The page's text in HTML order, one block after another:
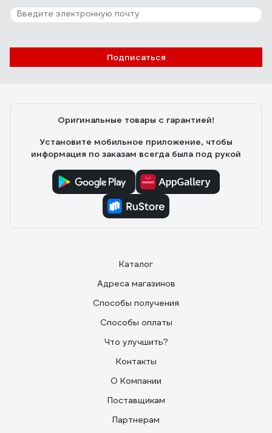
Отзыв о RavSlezak Termo
Подписаться
Оригинальные товары с гарантией!
Установите мобильное приложение, чтобы
информация по заказам всегда была под рукой
Каталог
Адреса магазинов
Способы получения
Способы оплаты
Что улучшить?
Контакты
О Компании
Поставщикам
Партнерам